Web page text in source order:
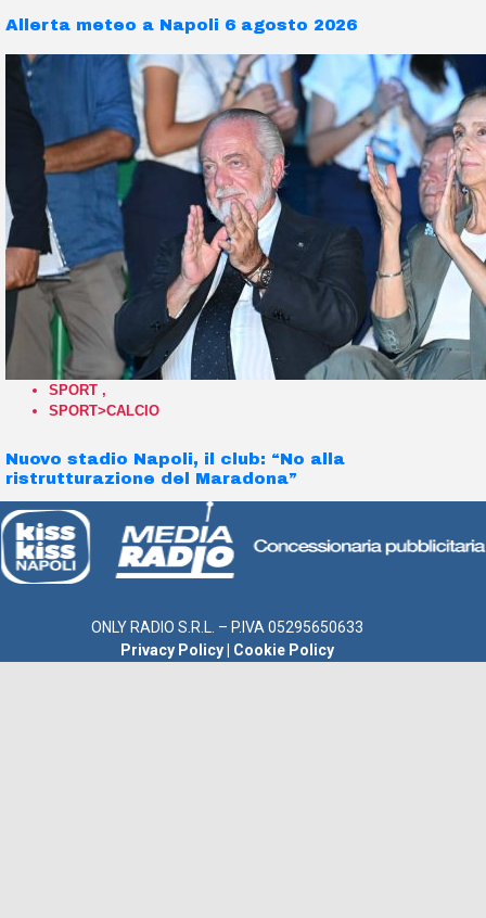
Allerta meteo a Napoli 6 agosto 2026
SPORT ,
SPORT>CALCIO
Nuovo stadio Napoli, il club: “No alla
ristrutturazione del Maradona”
ONLY RADIO S.R.L. – P.IVA 05295650633
Privacy Policy
Cookie Policy